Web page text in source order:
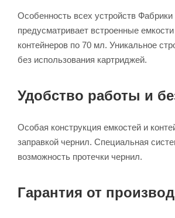
Особенность всех устройств
предусматривает встроенные
контейнеров по 70 мл. Уникальное
без использования картриджей.
Удобство работы и
Особая конструкция емкостей и
заправкой чернил. Специальная
возможность протечки чернил.
Гарантия от